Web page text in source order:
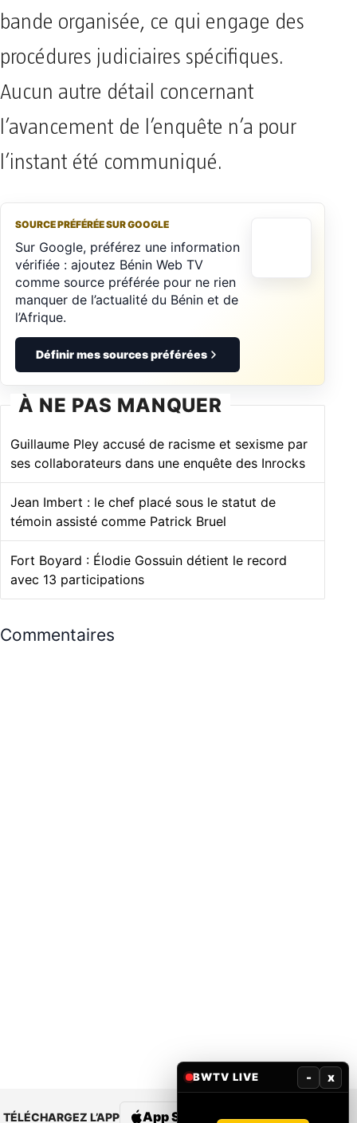
bande organisée, ce qui engage des
procédures judiciaires spécifiques.
Aucun autre détail concernant
l’avancement de l’enquête n’a pour
l’instant été communiqué.
SOURCE PRÉFÉRÉE SUR GOOGLE
Sur Google, préférez une information
vérifiée : ajoutez Bénin Web TV
comme source préférée pour ne rien
manquer de l’actualité du Bénin et de
l’Afrique.
Définir mes sources préférées
À NE PAS MANQUER
Guillaume Pley accusé de racisme et sexisme par
ses collaborateurs dans une enquête des Inrocks
Jean Imbert : le chef placé sous le statut de
témoin assisté comme Patrick Bruel
Fort Boyard : Élodie Gossuin détient le record
avec 13 participations
Commentaires
TÉLÉCHARGEZ L’APP App Store Google Play
BWTV LIVE - x